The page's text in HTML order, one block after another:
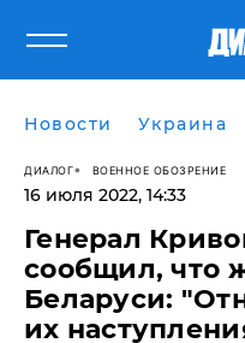
Новости Украина
ДИАЛОГ ВОЕННОЕ ОБОЗРЕНИЕ
16 июля 2022, 14:33
Генерал
сообщил, что
Беларуси:
их